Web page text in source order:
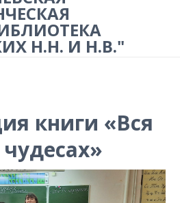
Н.Н. И Н.В."
книги «Вся